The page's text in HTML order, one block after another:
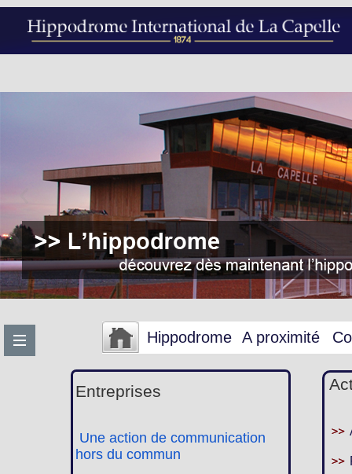
Hippodrome A proximité
Entreprises
Une action de communication
hors du commun